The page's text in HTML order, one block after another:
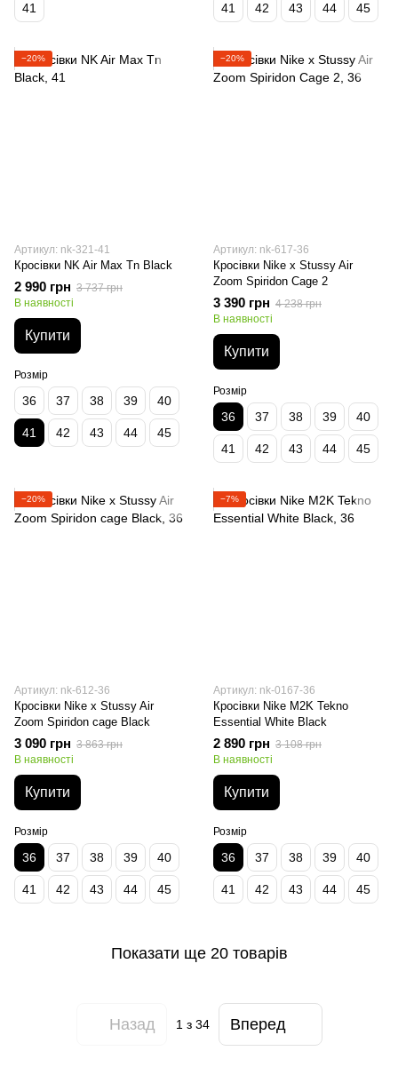
41 41 42 43 44 45
−20%
Артикул: nk-321-41
Кросівки NK Air Max Tn Black
2 990 грн 3 737 грн
В наявності
Купити
Розмір
36 37 38 39 40
41 42 43 44 45
−20%
Артикул: nk-617-36
Кросівки Nike x Stussy Air
Zoom Spiridon Cage 2
3 390 грн 4 238 грн
В наявності
Купити
Розмір
36 37 38 39 40
41 42 43 44 45
−20%
Артикул: nk-612-36
Кросівки Nike x Stussy Air
Zoom Spiridon cage Black
3 090 грн 3 863 грн
В наявності
Купити
Розмір
36 37 38 39 40
41 42 43 44 45
−7%
Артикул: nk-0167-36
Кросівки Nike M2K Tekno
Essential White Black
2 890 грн 3 108 грн
В наявності
Купити
Розмір
36 37 38 39 40
41 42 43 44 45
Показати ще 20 товарів
Назад 1 з 34 Вперед